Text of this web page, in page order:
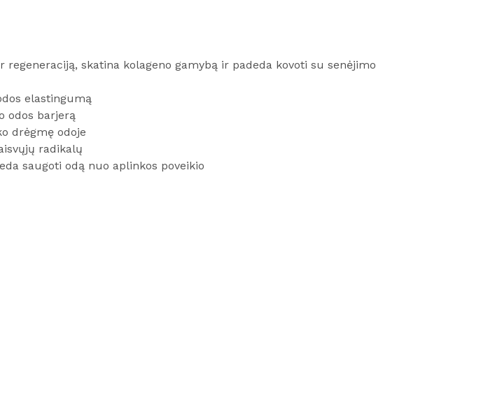
skatina kolageno gamybą ir padeda kovoti su senėjimo
elastingumą
odos barjerą
drėgmę odoje
radikalų
saugoti odą nuo aplinkos poveikio